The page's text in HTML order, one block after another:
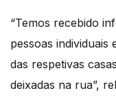
“Temos recebido
pessoas individuais
das respetivas
deixadas na rua”,